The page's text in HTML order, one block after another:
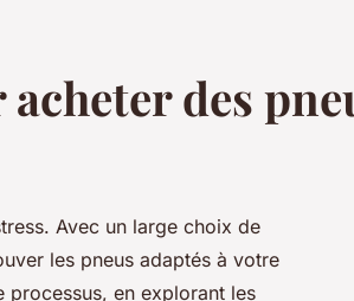
des
Avec un large choix de
les pneus adaptés à votre
processus, en explorant les